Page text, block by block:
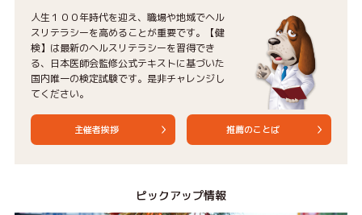
人生１００年時代を迎え、職場や地域でヘル
スリテラシーを高めることが重要です。【健
検】は最新のヘルスリテラシーを習得でき
る、日本医師会監修公式テキストに基づいた
国内唯一の検定試験です。是非チャレンジし
てください。
主催者挨拶 推薦のことば
ピックアップ情報